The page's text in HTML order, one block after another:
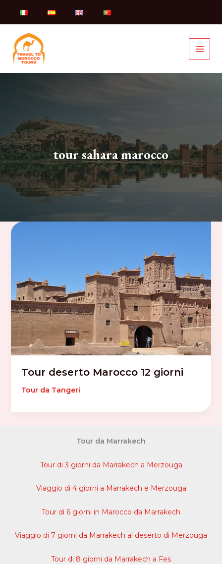
tour sahara marocco
Tour deserto Marocco 12 giorni
Tour da Tangeri
Tour da Marrakech
Tour di 3 giorni da Marrakech a Merzouga
Viaggio di 4 giorni a Marrakech e Merzouga
Tour di 6 giorni in Marocco da Marrakech
Viaggio di 7 giorni da Marrakech al deserto di Merzouga
Tour di 8 giorni da Marrakech a Fes